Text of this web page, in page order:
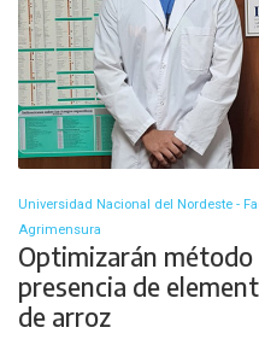
Universidad Nacional del Nordeste -
Agrimensura
Optimizarán
presencia de
de arroz